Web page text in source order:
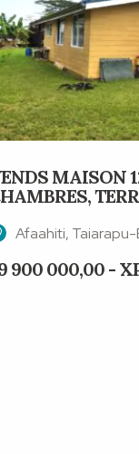
MAISON
Afaahiti,
900 000,00 -